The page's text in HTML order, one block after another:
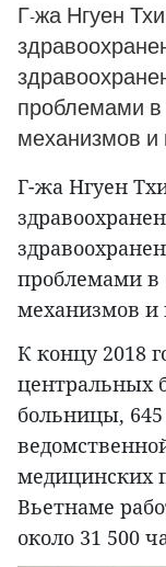
Г-жа Нгуен
проблемами
механизмов и
Г-жа Нгуен
проблемами в
механизмов и
К концу 2018
центральных
больницы,
медицинских
Вьетнаме
около 31 500